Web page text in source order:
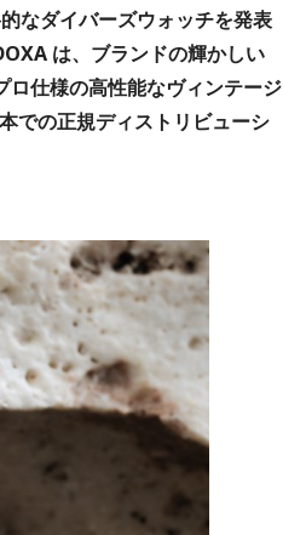
なダイバーズウォッチを発表
は、ブランドの輝かしい
仕様の高性能なヴィンテージ
での正規ディストリビューシ